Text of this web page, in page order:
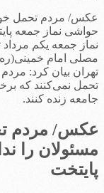
عکس/ مردم تحمل
حواشی نماز جمعه
نماز جمعه یکم مرداد
مصلی امام
تهران بیان کرد:
تحمل نمی‌کنند که
جامعه زنده کنند.
عکس/ مردم
مسئولان را
پایتخت